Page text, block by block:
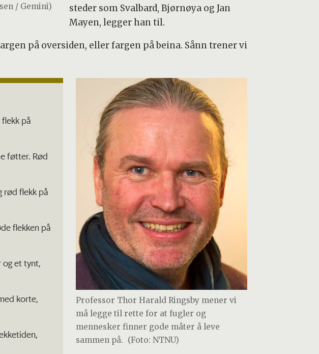
/ Gemini)
steder som Svalbard, Bjørnøya og Jan
Mayen, legger han til.
på oversiden, eller fargen på beina. Sånn trener vi
Professor Thor Harald Ringsby mener vi
må legge til rette for at fugler og
mennesker finner gode måter å leve
sammen på. (Foto: NTNU)
på
føtter. Rød
rød flekk på
flekken på
og et tynt,
korte,